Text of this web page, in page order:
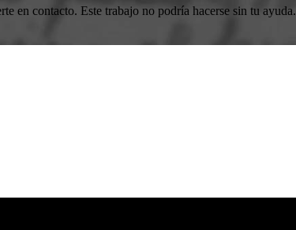
en contacto. Este trabajo no podría hacerse sin tu ayuda.